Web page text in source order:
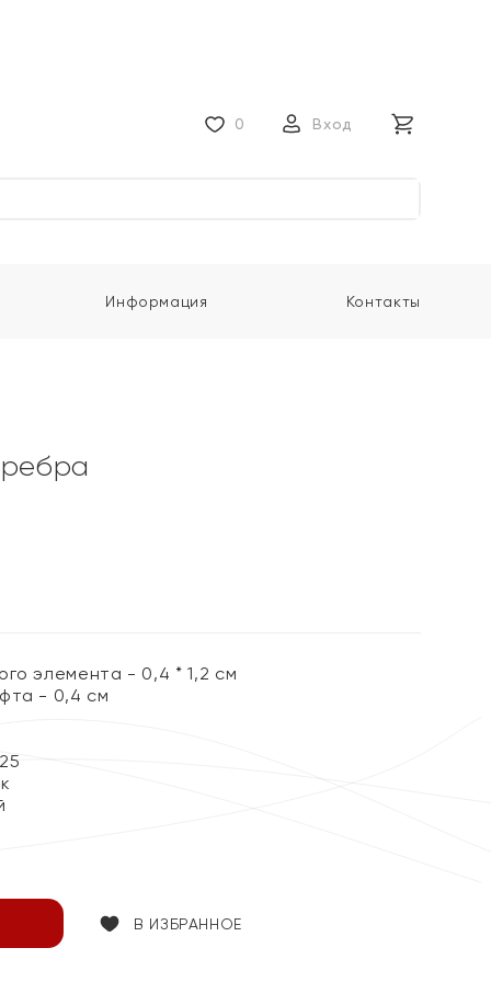
0 Вход
Информация Контакты
элемента - 0,4 * 1,2 см
- 0,4 см
В ИЗБРАННОЕ